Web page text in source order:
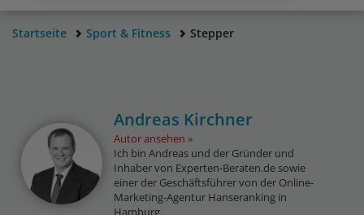
Startseite Sport & Fitness Stepper
Andreas Kirchner
Autor ansehen
Ich bin Andreas und der Gründer und
Inhaber von Experten-Beraten.de sowie
einer der Geschäftsführer von der Online-
Marketing-Agentur Hanseranking in
Hamburg.